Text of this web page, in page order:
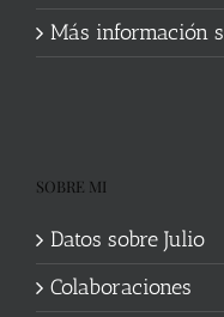
Más información
SOBRE MI
Datos sobre Julio
Colaboraciones